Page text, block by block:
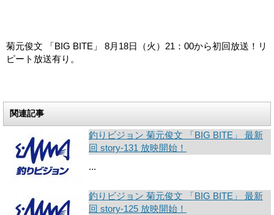
菊元俊文 「BIG BITE」 8月18日（火）21：00から初回放送！リ
ピート放送有り。
関連記事
釣りビジョン 菊元俊文 「BIG BITE」 最新
回 story-131 放映開始！
...
釣りビジョン 菊元俊文 「BIG BITE」 最新
回 story-125 放映開始！